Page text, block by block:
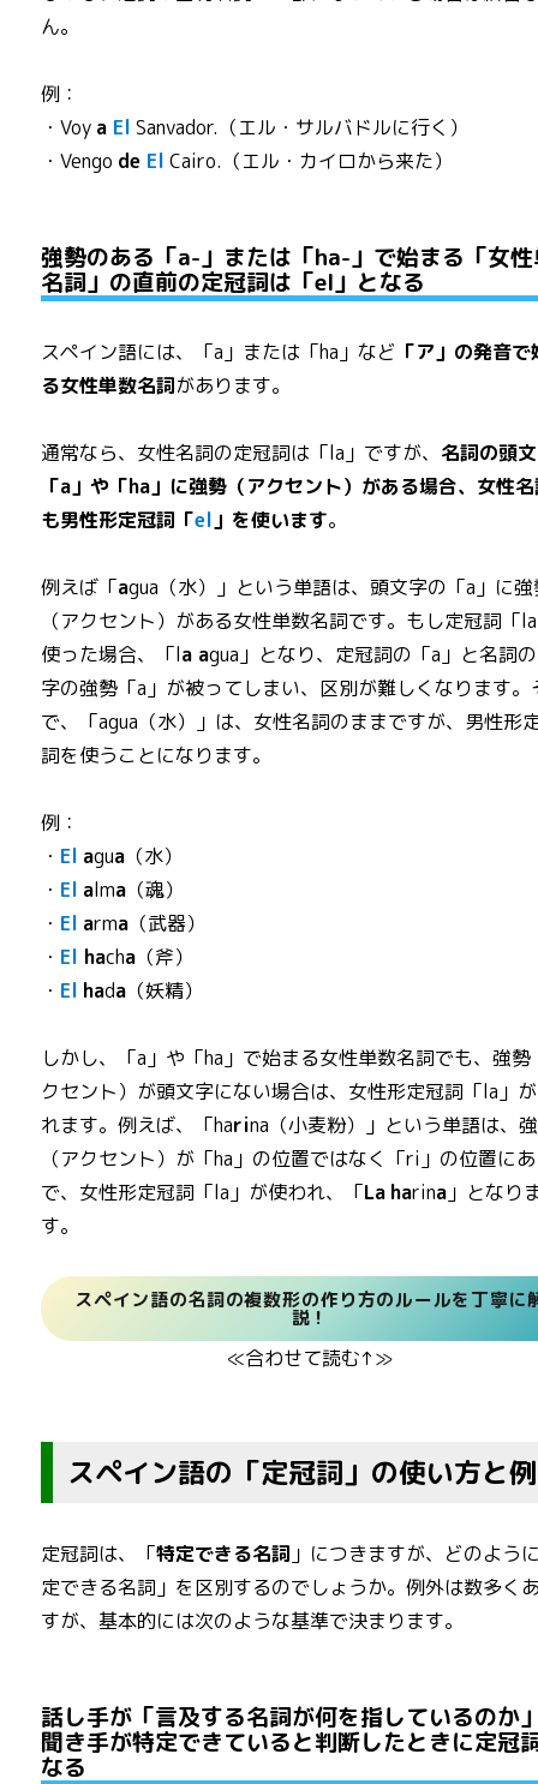
ん。
例：
・Voy a El Sanvador.（エル・サルバドルに行く）
・Vengo de El Cairo.（エル・カイロから来た）
強勢のある「a-」または「ha-」で始まる「女
名詞」の直前の定冠詞は「el」となる
スペイン語には、「a」または「ha」など 「ア」の発音
る女性単数名詞があります。
通常なら、女性名詞の定冠詞は「la」ですが、 名詞の頭
「a」や「ha」に強勢（アクセント）がある場合、女性
も男性形定冠詞「el 」を使います。
例えば「agua（水）」という単語は、頭文字の「a」に
（アクセント）がある女性単数名詞です。もし定冠詞「
使った場合、「la agua」となり、定冠詞の「a」と名詞
字の強勢「a」が被ってしまい、区別が難しくなります。
で、「agua（水）」は、女性名詞のままですが、男性形
詞を使うことになります。
例：
・ El agua （水）
・ El alma （魂）
・ El arma （武器）
・ El hacha （斧）
・ El hada （妖精）
しかし、「a」や「ha」で始まる女性単数名詞でも、強勢
クセント）が頭文字にない場合は、女性形定冠詞「la」
れます。例えば、「harina（小麦粉）」という単語は、
（アクセント）が「ha」の位置ではなく「ri」の位置に
で、女性形定冠詞「la」が使われ、「La harina 」となり
す。
スペイン語の名詞の複数形の作り方のルールを丁寧に
説！
≪合わせて読む↑≫
スペイン語の「定冠詞」の使い方と
定冠詞は、「特定できる名詞 」につきますが、どのよう
定できる名詞」を区別するのでしょうか。例外は数多く
すが、基本的には次のような基準で決まります。
話し手が「言及する名詞が何を指しているのか
聞き手が特定できていると判断したときに定冠
なる